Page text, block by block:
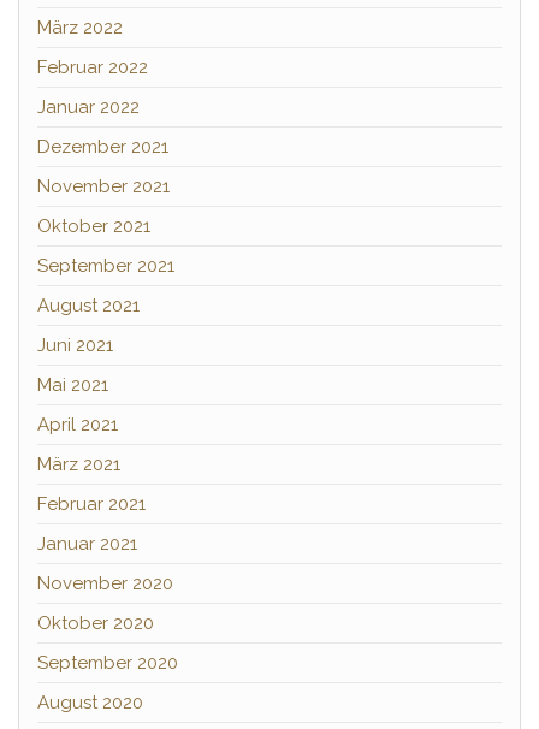
März 2022
Februar 2022
Januar 2022
Dezember 2021
November 2021
Oktober 2021
September 2021
August 2021
Juni 2021
Mai 2021
April 2021
März 2021
Februar 2021
Januar 2021
November 2020
Oktober 2020
September 2020
August 2020